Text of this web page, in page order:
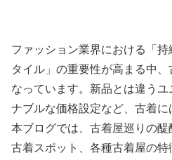
ファッション業界における「
タイル」の重要性が高まる中
なっています。新品とは違う
ナブルな価格設定など、古着に
本ブログでは、古着屋巡りの
古着スポット、各種古着屋の特